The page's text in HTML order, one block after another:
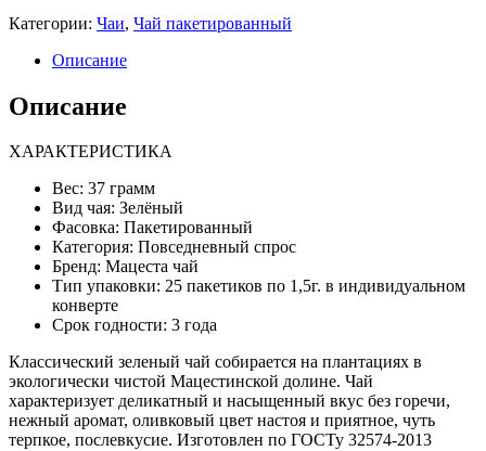
Категории: Чаи, Чай пакетированный
Описание
Описание
ХАРАКТЕРИСТИКА
Вес: 37 грамм
Вид чая: Зелёный
Фасовка: Пакетированный
Категория: Повседневный спрос
Бренд: Мацеста чай
Тип упаковки: 25 пакетиков по 1,5г. в индивидуальном
конверте
Срок годности: 3 года
Классический зеленый чай собирается на плантациях в
экологически чистой Мацестинской долине. Чай
характеризует деликатный и насыщенный вкус без горечи,
нежный аромат, оливковый цвет настоя и приятное, чуть
терпкое, послевкусие. Изготовлен по ГОСТу 32574-2013